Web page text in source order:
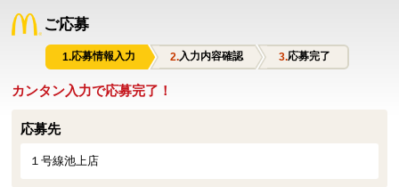
ご応募
応募情報入力 入力内容確認 応募完了
カンタン入力で応募完了！
応募先
１号線池上店